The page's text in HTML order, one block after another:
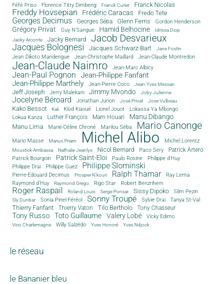
Féfé Priso Florence Titty Dimbeng Franck Curier Franck Nicolas
Freddy Hovsepian Frédéric Caracas Fredo Tete
Georges Decimus Georges Séba Glenn Ferris Gordon Henderson
Grégory Privat Guy N'Sangue Hamid Belhocine
Idrissa Diop
Jacky Arconte
Jacky Bernard Jacob Desvarieux
Jacques Bolognesi Jacques Schwarz-Bart Jane Fostin
Jean Dikoto Mandengue Jean-Christophe Maillard Jean-Claude Montredon
Jean-Claude Naimro Jean-Marc Albicy
Jean-Paul Pognon
Jean-Philippe Fanfant
Jean-Philippe Marthely
Jean-Pierre Coco Jean-Yves Messan
Jeff Joseph Jerry Malekani Jimmy Mvondo Joby Julienne
Jocelyne Béroard Jonathan Jurion José Privat Jose Vulbeau
Kako Bessot Kali Klod Kiavué Lionel Jouot
Lokassa Ya Mbongo
Lokua Kanza
Luther François Mam Houari Manu Dibango
Manu Lima Marie-Céline Chroné Marilou Séba Mario Canonge
Mario Masse Marius Priam Michel Alibo Michel Lorentz
Moustick Ambassa Nathalie Jeanlys Nicol Bernard Paco Sery
Patrick Artero
Patrick Bourgoin
Patrick Saint-Eloi Paulo Rosine
Philippe d'Huy
Philippe Drai
Philippe Guez Philippe Slominski
Pierre-Edouard Decimus Prosper N'kouri Ralph Thamar
Ray Lema
Raymond d'Huy
Raymond Grego Rigo Star Robert Benzrihem
Roger Raspail Roland Louis Serge Ponsar Sissy Dipoko Slim Pezin
Sly Dunbar Sonia Pinel-Féréol Sonny Troupé Sylvie Drai Tanya St-Val
Thierry Fanfant Thierry Vaton Tilo Bertholo Tony Chasseur
Tony Russo Toto Guillaume Valery Lobé Vicky Edimo
Vico Charlemagne Willy Salzédo Yves Honoré Yves Ndjock
le réseau
le Bananier bleu